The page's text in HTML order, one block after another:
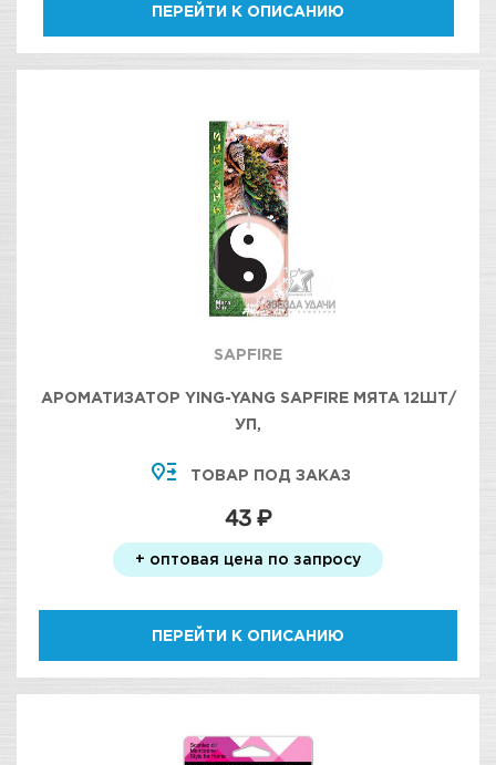
ПЕРЕЙТИ К ОПИСАНИЮ
SAPFIRE
АРОМАТИЗАТОР YING-YANG SAPFIRE МЯТА 12ШТ/
УП,
ТОВАР ПОД ЗАКАЗ
43 ₽
+ оптовая цена по запросу
ПЕРЕЙТИ К ОПИСАНИЮ